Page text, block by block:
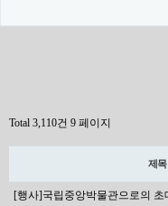
Total 3,110건 9 페이지
제목
[행사]국립중앙박물관으로의 초